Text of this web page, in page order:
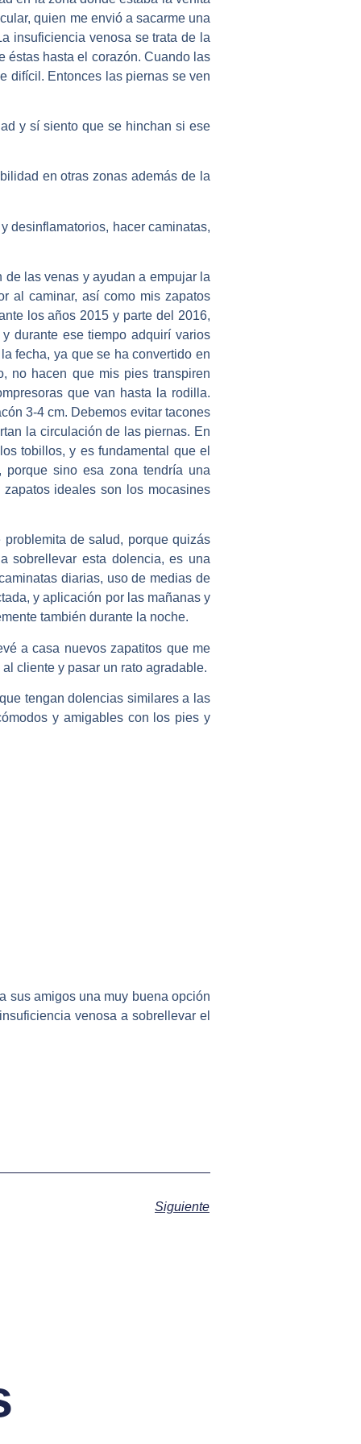
quien me envió a sacarme una
insuficiencia venosa se trata de la
éstas hasta el corazón. Cuando las
difícil. Entonces las piernas se ven
y sí siento que se hinchan si ese
en otras zonas además de la
desinflamatorios, hacer caminatas,
las venas y ayudan a empujar la
al caminar, así como mis zapatos
los años 2015 y parte del 2016,
y durante ese tiempo adquirí varios
fecha, ya que se ha convertido en
no hacen que mis pies transpiren
que van hasta la rodilla.
3-4 cm. Debemos evitar tacones
la circulación de las piernas. En
tobillos, y es fundamental que el
sino esa zona tendría una
ideales son los mocasines
de salud, porque quizás
sobrellevar esta dolencia, es una
diarias, uso de medias de
y aplicación por las mañanas y
también durante la noche.
a casa nuevos zapatitos que me
cliente y pasar un rato agradable.
tengan dolencias similares a las
y amigables con los pies y
sus amigos una muy buena opción
venosa a sobrellevar el
Siguiente